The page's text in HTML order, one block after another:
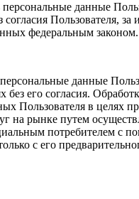
данные
согласия Пользователя,
федеральным законом.
данные
без его согласия.
Пользователя в целях
на рынке путем
потребителем с
с его